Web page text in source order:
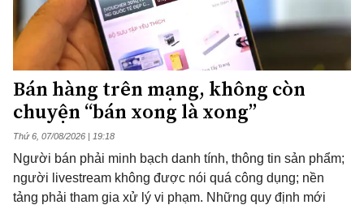
Bán hàng trên mạng, không còn
chuyện “bán xong là xong”
Thứ 6, 07/08/2026 | 19:18
Người bán phải minh bạch danh tính, thông tin sản phẩm;
người livestream không được nói quá công dụng; nền
tảng phải tham gia xử lý vi phạm. Những quy định mới